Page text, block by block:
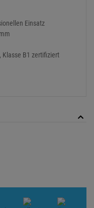
Einsatz
Klasse B1 zertifiziert